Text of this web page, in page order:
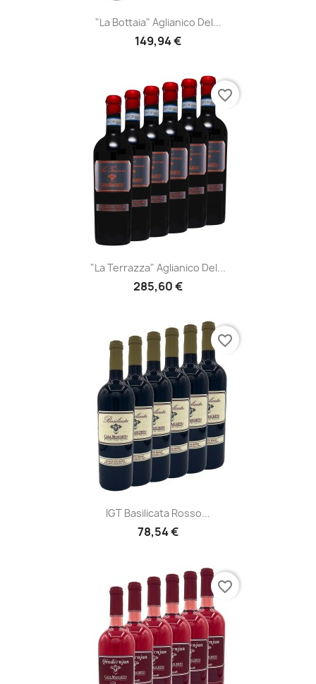
"La Bottaia" Aglianico Del...
149,94 €
"La Terrazza" Aglianico Del...
285,60 €
favorite_border
IGT Basilicata Rosso...
78,54 €
favorite_border
favorite_border